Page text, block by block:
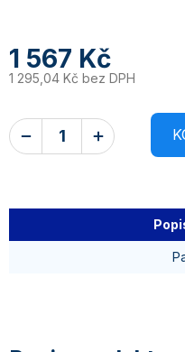
1 567 Kč
1 295,04 Kč bez DPH